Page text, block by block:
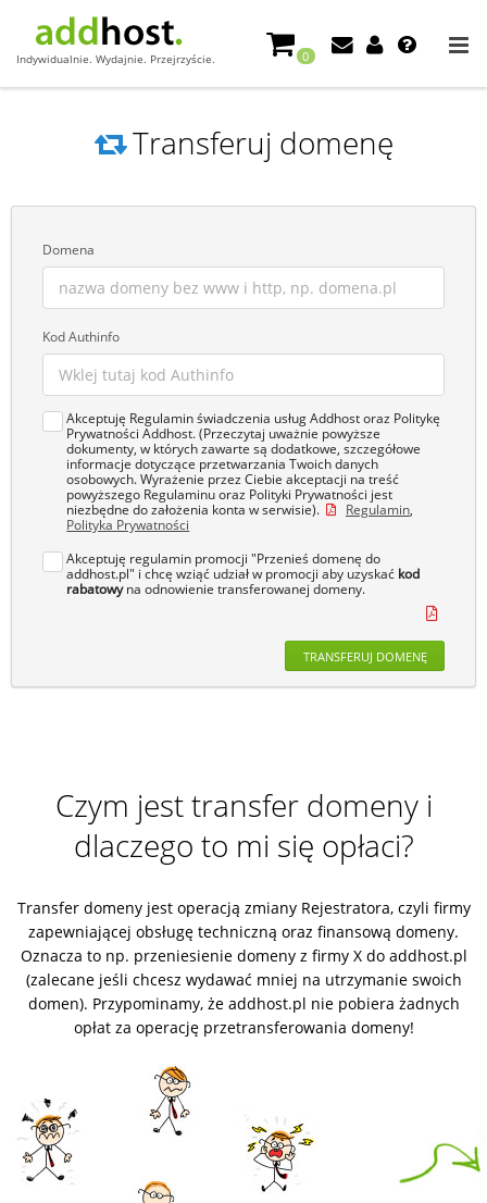
Indywidualnie. Wydajnie. Przejrzyście. 0
Transferuj domenę
Domena
Kod Authinfo
Akceptuję Regulamin świadczenia usług Addhost oraz Politykę
Prywatności Addhost. (Przeczytaj uważnie powyższe
dokumenty, w których zawarte są dodatkowe, szczegółowe
informacje dotyczące przetwarzania Twoich danych
osobowych. Wyrażenie przez Ciebie akceptacji na treść
powyższego Regulaminu oraz Polityki Prywatności jest
niezbędne do założenia konta w serwisie).
Regulamin,
Polityka Prywatności
Akceptuję regulamin promocji "Przenieś domenę do
addhost.pl" i chcę wziąć udział w promocji aby uzyskać kod
rabatowyna odnowienie transferowanej domeny.
TRANSFERUJ DOMENĘ
Czym jest transfer domeny i
dlaczego to mi się opłaci?
Transfer domeny jest operacją zmiany Rejestratora, czyli firmy
zapewniającej obsługę techniczną oraz finansową domeny.
Oznacza to np. przeniesienie domeny z firmy X do addhost.pl
(zalecane jeśli chcesz wydawać mniej na utrzymanie swoich
domen). Przypominamy, że addhost.pl nie pobiera żadnych
opłat za operację przetransferowania domeny!